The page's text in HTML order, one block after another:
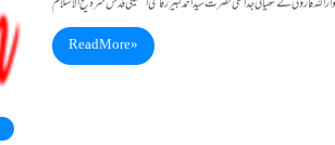
Read More »